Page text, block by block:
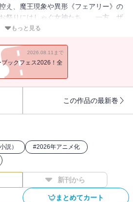
え、魔王現象や異形《フェアリー》の
祭りにはしゃぐ女神たち。 一方、ザ
た新たな指令は首席大司祭選挙の政治
る謎の存在にたどり着く。「ユトブ方
イロにとって忘れることのできない過
書籍版オリジナル・エピソードで語ら
もっと見る
2026.08.11まで
ブックフェス2026！全
この作品の最新巻
説） #2026年アニメ化
新刊から
まとめてカート